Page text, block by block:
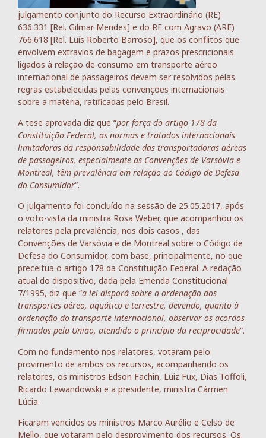
julgamento conjunto do Recurso Extraordinário (RE)
636.331 [Rel. Gilmar Mendes] e do RE com Agravo (ARE)
766.618 [Rel. Luís Roberto Barroso], que os conflitos que
envolvem extravios de bagagem e prazos prescricionais
ligados à relação de consumo em transporte aéreo
internacional de passageiros devem ser resolvidos pelas
regras estabelecidas pelas convenções internacionais
sobre a matéria, ratificadas pelo Brasil.
A tese aprovada diz que “por força do artigo 178 da
Constituição Federal, as normas e tratados internacionais
limitadoras da responsabilidade das transportadoras aéreas
de passageiros, especialmente as Convenções de Varsóvia e
Montreal, têm prevalência em relação ao Código de Defesa
do Consumidor“.
O julgamento foi concluído na sessão de 25.05.2017, após
o voto-vista da ministra Rosa Weber, que acompanhou os
relatores pela prevalência, nos dois casos , das
Convenções de Varsóvia e de Montreal sobre o Código de
Defesa do Consumidor, com base, principalmente, no que
preceitua o artigo 178 da Constituição Federal. A redação
atual do dispositivo, dada pela Emenda Constitucional
7/1995, diz que “a lei disporá sobre a ordenação dos
transportes aéreo, aquático e terrestre, devendo, quanto à
ordenação do transporte internacional, observar os acordos
firmados pela União, atendido o princípio da reciprocidade“.
Com no fundamento nos relatores, votaram pelo
provimento de ambos os recursos, acompanhando os
relatores, os ministros Edson Fachin, Luiz Fux, Dias Toffoli,
Ricardo Lewandowski e a presidente, ministra Cármen
Lúcia.
Ficaram vencidos os ministros Marco Aurélio e Celso de
Mello, que votaram pelo desprovimento dos recursos. Os